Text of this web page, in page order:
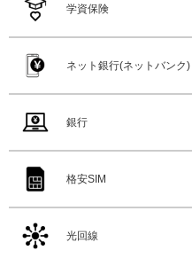
学資保険
ネット銀行(ネットバンク)
銀行
格安SIM
光回線